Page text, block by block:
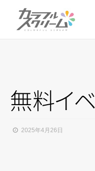
無料イベ
2025年4月26日